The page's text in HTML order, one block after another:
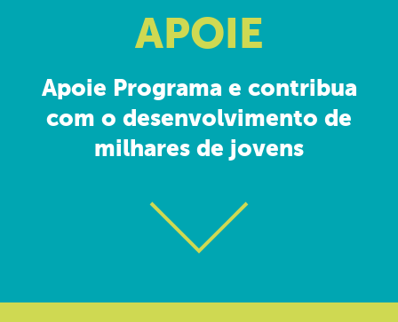
APOIE
Apoie Programa e contribua
com o desenvolvimento de
milhares de jovens